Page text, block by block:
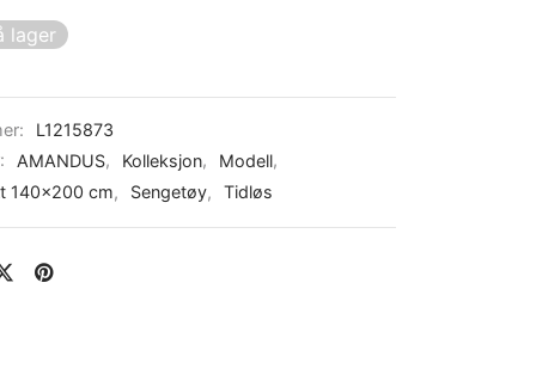
lager
L1215873
AMANDUS, Kolleksjon, Modell,
140x200 cm, Sengetøy, Tidløs